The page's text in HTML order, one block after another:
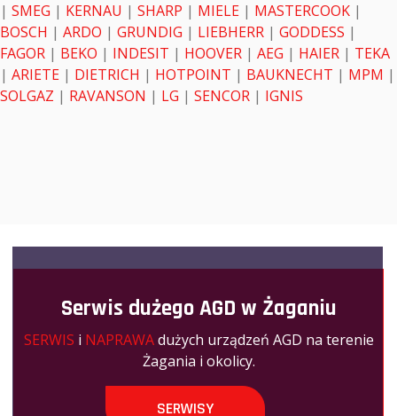
| SMEG | KERNAU | SHARP | MIELE | MASTERCOOK |
BOSCH | ARDO | GRUNDIG | LIEBHERR | GODDESS |
FAGOR | BEKO | INDESIT | HOOVER | AEG | HAIER | TEKA
| ARIETE | DIETRICH | HOTPOINT | BAUKNECHT | MPM |
SOLGAZ | RAVANSON | LG | SENCOR | IGNIS
Serwis dużego AGD w Żaganiu
SERWIS i NAPRAWAdużych urządzeń AGD na terenie
Żagania i okolicy.
SERWISY